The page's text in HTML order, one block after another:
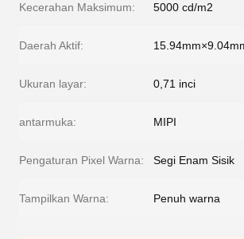
Kecerahan Maksimum: 5000 cd/m2
Daerah Aktif:
Ukuran layar: 0,71 inci
antarmuka: MIPI
Pengaturan Pixel Warna: Segi Enam Sisik
Tampilkan Warna: Penuh warna